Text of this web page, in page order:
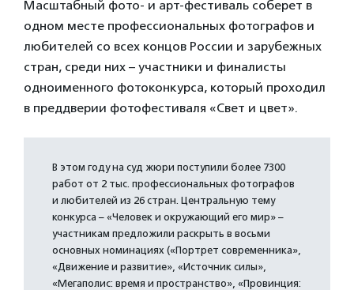
Масштабный фото- и арт-фестиваль соберет в
одном месте профессиональных фотографов и
любителей со всех концов России и зарубежных
стран, среди них – участники и финалисты
одноименного фотоконкурса, который проходил
в преддверии фотофестиваля «Свет и цвет».
В этом году на суд жюри поступили более 7300
работ от 2 тыс. профессиональных фотографов
и любителей из 26 стран. Центральную тему
конкурса – «Человек и окружающий его мир» –
участникам предложили раскрыть в восьми
основных номинациях («Портрет современника»,
«Движение и развитие», «Источник силы»,
«Мегаполис: время и пространство», «Провинция: